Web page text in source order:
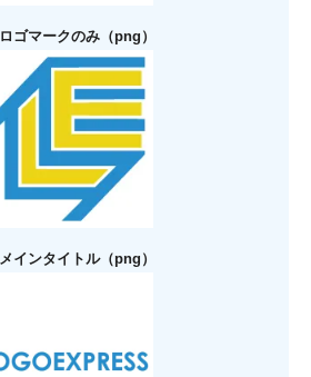
ロゴマークのみ（png）
メインタイトル（png）